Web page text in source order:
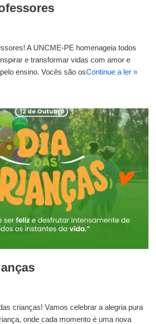
A UNCME-PE homenageia todos
e transformar vidas com amor e
ensino. Vocês são osContinue a ler »
crianças! Vamos celebrar a alegria pura
onde cada momento é uma nova